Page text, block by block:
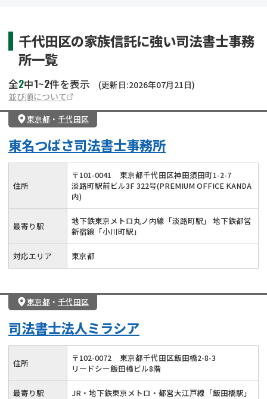
千代田区の家族信託に強い司法書士事務
所一覧
全2中1~2件を表示
(更新日:2026年07月21日)
並び順について
東京都 ・ 千代田区
東名つばさ司法書士事務所
住所
〒101-0041
東京都千代田区神田須田町1-2-7
淡路町駅前ビル3F 322号(PREMIUM OFFICE KANDA
内)
最寄り駅
地下鉄東京メトロ丸ノ内線「淡路町駅」 地下鉄都営
新宿線「小川町駅」
対応エリア 東京都
東京都 ・ 千代田区
司法書士法人ミラシア
住所 〒102-0072
東京都千代田区飯田橋2-8-3
リードシー飯田橋ビル8階
最寄り駅 JR・地下鉄東京メトロ・都営大江戸線「飯田橋駅」